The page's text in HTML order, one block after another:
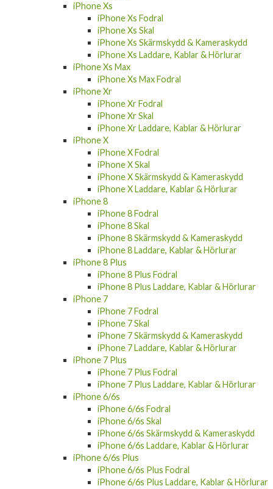
iPhone Xs Fodral
iPhone Xs Skal
iPhone Xs Skärmskydd & Kameraskydd
iPhone Xs Laddare, Kablar & Hörlurar
iPhone Xs Max
iPhone Xs Max Fodral
iPhone Xr
iPhone Xr Fodral
iPhone Xr Skal
iPhone Xr Laddare, Kablar & Hörlurar
iPhone X
iPhone X Fodral
iPhone X Skal
iPhone X Skärmskydd & Kameraskydd
iPhone X Laddare, Kablar & Hörlurar
iPhone 8
iPhone 8 Fodral
iPhone 8 Skal
iPhone 8 Skärmskydd & Kameraskydd
iPhone 8 Laddare, Kablar & Hörlurar
iPhone 8 Plus
iPhone 8 Plus Fodral
iPhone 8 Plus Laddare, Kablar & Hörlurar
iPhone 7
iPhone 7 Fodral
iPhone 7 Skal
iPhone 7 Skärmskydd & Kameraskydd
iPhone 7 Laddare, Kablar & Hörlurar
iPhone 7 Plus
iPhone 7 Plus Fodral
iPhone 7 Plus Laddare, Kablar & Hörlurar
iPhone 6/6s
iPhone 6/6s Fodral
iPhone 6/6s Skal
iPhone 6/6s Skärmskydd & Kameraskydd
iPhone 6/6s Laddare, Kablar & Hörlurar
iPhone 6/6s Plus
iPhone 6/6s Plus Fodral
iPhone 6/6s Plus Laddare, Kablar & Hörlurar
Samsung Galaxy